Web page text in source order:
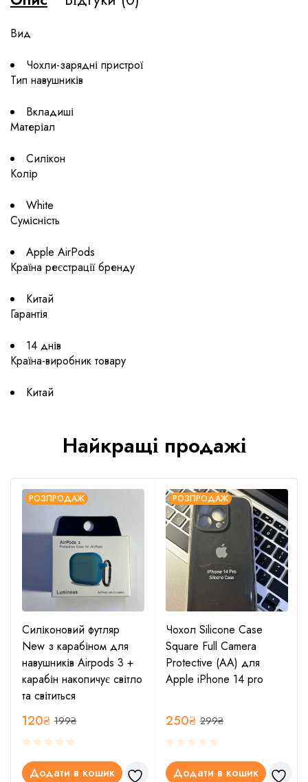
Вид
Чохли-зарядні пристрої
Тип навушників
Вкладиші
Матеріал
Силікон
Колір
White
Сумісність
Apple AirPods
Країна реєстрації бренду
Китай
Гарантія
14 днів
Країна-виробник товару
Китай
Найкращі продажі
РОЗПРОДАЖ
Силіконовий футляр
New з карабіном для
навушників Airpods 3 +
карабін накопичує світло
та світиться
199₴
120₴
Додати в кошик
РОЗПРОДАЖ
Чохол Silicone Case
Square Full Camera
Protective (AA) для
Apple iPhone 14 pro
299₴
250₴
Додати в кошик